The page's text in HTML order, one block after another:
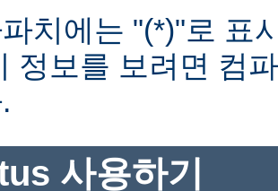
치에는 "(*)"로 표
정보를 보려면 컴
사용하기